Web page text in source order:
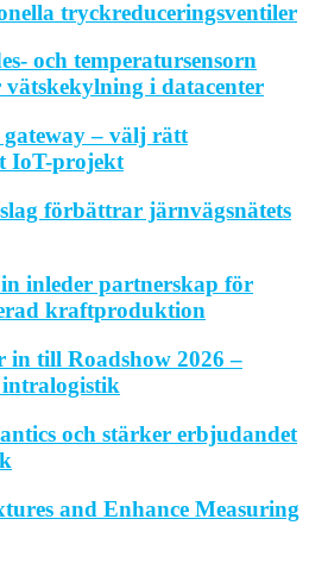
tryckreduceringsventiler
och temperatursensorn
i datacenter
– välj rätt
IoT-projekt
förbättrar järnvägsnätets
inleder partnerskap för
kraftproduktion
till Roadshow 2026 –
och stärker erbjudandet
and Enhance Measuring